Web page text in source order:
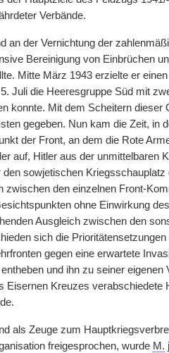
Verbände.
an der Vernichtung der
Bereinigung von Einbrüchen
Mitte März 1943 erzielte er
Juli die Heeresgruppe Süd mit
konnte. Mit dem Scheitern dieser
gegeben. Nun kam die Zeit, in
der Front, an dem die Rote
auf, Hitler aus der unmittelbaren
sowjetischen Kriegsschauplatz
den einzelnen Front-
ohne Einwirkung
Ausgleich zwischen den
sich die
gegen eine erwartete
und ihn zu seiner eigenen
Eisernen Kreuzes verabschiedete
als Zeuge zum
freigesprochen, wurde M.